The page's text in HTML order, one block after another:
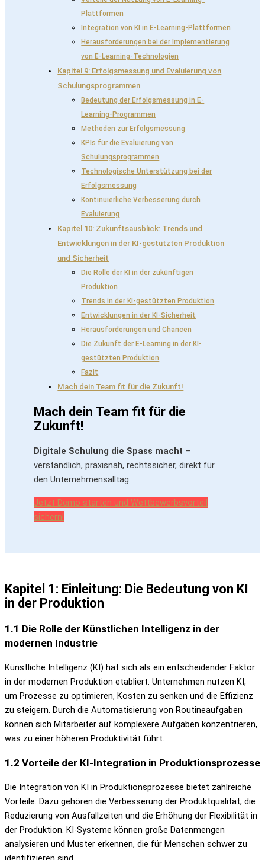
Plattformen
Integration von KI in E-Learning-Plattformen
Herausforderungen bei der Implementierung
von E-Learning-Technologien
Kapitel 9: Erfolgsmessung und Evaluierung von
Schulungsprogrammen
Bedeutung der Erfolgsmessung in E-
Learning-Programmen
Methoden zur Erfolgsmessung
KPIs für die Evaluierung von
Schulungsprogrammen
Technologische Unterstützung bei der
Erfolgsmessung
Kontinuierliche Verbesserung durch
Evaluierung
Kapitel 10: Zukunftsausblick: Trends und
Entwicklungen in der KI-gestützten Produktion
und Sicherheit
Die Rolle der KI in der zukünftigen
Produktion
Trends in der KI-gestützten Produktion
Entwicklungen in der KI-Sicherheit
Herausforderungen und Chancen
Die Zukunft der E-Learning in der KI-
gestützten Produktion
Fazit
Mach dein Team fit für die Zukunft!
Mach dein Team fit für die
Zukunft!
Digitale Schulung die Spass macht –
verständlich, praxisnah, rechtssicher, direkt für
den Unternehmensalltag.
Jetzt Demo starten und Wettbewerbsvorteil
sichern!
Kapitel 1: Einleitung: Die Bedeutung von KI
in der Produktion
1.1 Die Rolle der Künstlichen Intelligenz in der
modernen Industrie
Künstliche Intelligenz (KI) hat sich als ein entscheidender Faktor
in der modernen Produktion etabliert. Unternehmen nutzen KI,
um Prozesse zu optimieren, Kosten zu senken und die Effizienz
zu steigern. Durch die Automatisierung von Routineaufgaben
können sich Mitarbeiter auf komplexere Aufgaben konzentrieren,
was zu einer höheren Produktivität führt.
1.2 Vorteile der KI-Integration in Produktionsprozesse
Die Integration von KI in Produktionsprozesse bietet zahlreiche
Vorteile. Dazu gehören die Verbesserung der Produktqualität, die
Reduzierung von Ausfallzeiten und die Erhöhung der Flexibilität in
der Produktion. KI-Systeme können große Datenmengen
analysieren und Muster erkennen, die für Menschen schwer zu